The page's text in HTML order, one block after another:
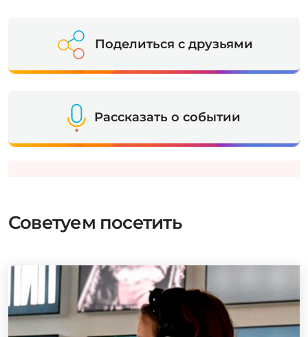
Поделиться с друзьями
Рассказать о событии
Советуем посетить